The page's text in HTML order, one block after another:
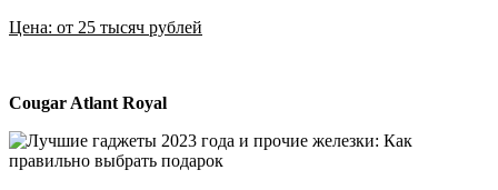
Цена: от 25 тысяч рублей
Cougar Atlant Royal